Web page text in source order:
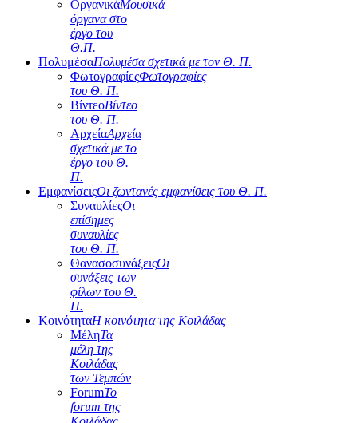
ΟργανικάΜουσικά
όργανα στο
έργο του
Θ.Π.
ΠολυμέσαΠολυμέσα σχετικά με τον Θ. Π.
ΦωτογραφίεςΦωτογραφίες
του Θ. Π.
ΒίντεοΒίντεο
του Θ. Π.
ΑρχείαΑρχεία
σχετικά με το
έργο του Θ.
Π.
ΕμφανίσειςΟι ζωντανές εμφανίσεις του Θ. Π.
ΣυναυλίεςΟι
επίσημες
συναυλίες
του Θ. Π.
ΘανασοσυνάξειςΟι
συνάξεις των
φίλων του Θ.
Π.
ΚοινότηταΗ κοινότητα της Κοιλάδας
ΜέληΤα
μέλη της
Κοιλάδας
των Τεμπών
ForumΤο
forum της